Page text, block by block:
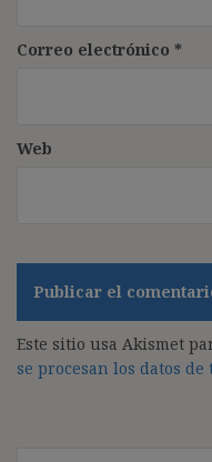
Correo electrónico *
Web
Este sitio usa Akismet
se procesan los datos